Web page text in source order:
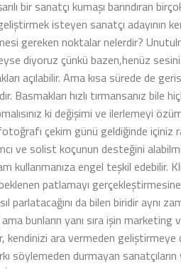
bir sanatçı kumaşı barındıran
isteyen sanatçı adayının
gereken noktalar nelerdir?
diyoruz çünkü bazen,henüz
açılabilir. Ama kısa sürede de
Basmakları hızlı tırmansanız
ki değişimi ve ilerlemeyi
çekim günü geldiğinde içiniz
ve solist koçunun desteğini
kullanmanıza engel teşkil edebilir.
beklenen patlamayı
parlatacağını da bilen biridir aynı
bunların yanı sıra işin
kendinizi ara vermeden
söylemeden durmayan